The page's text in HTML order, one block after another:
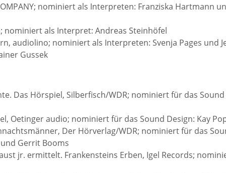
nominiert als Interpreten: Franziska Hartmann
nominiert als Interpret: Andreas Steinhöfel
audiolino; nominiert als Interpreten: Svenja Pages und
Gussek
Das Hörspiel, Silberfisch/WDR; nominiert für das Sound
Oetinger audio; nominiert für das Sound Design: Kay
Der Hörverlag/WDR; nominiert für das
Gerrit Booms
jr. ermittelt. Frankensteins Erben, Igel Records;